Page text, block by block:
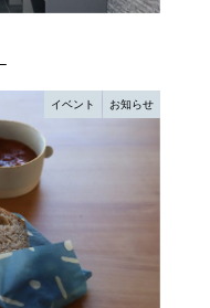
イベント お知らせ